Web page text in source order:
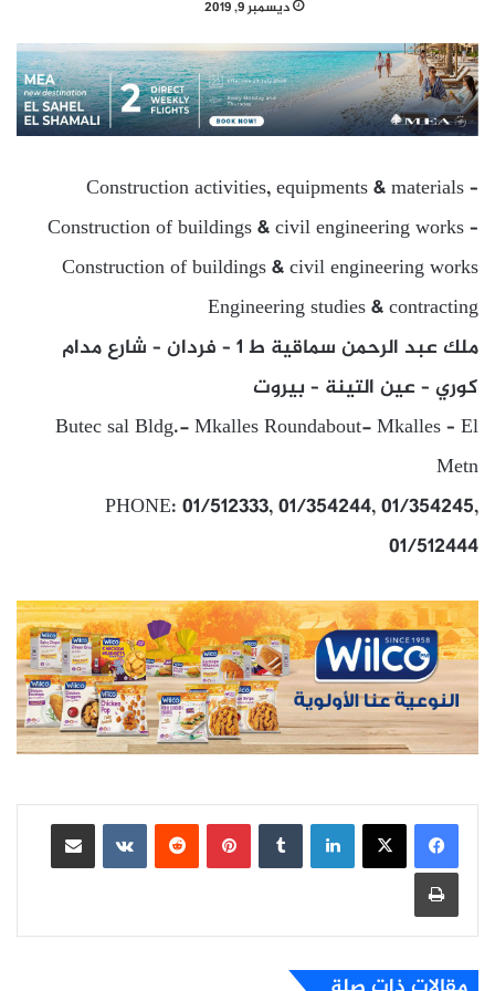
ديسمبر 9, 2019
Construction activities, equipments & materials –
Construction of buildings & civil engineering works –
Construction of buildings & civil engineering works
Engineering studies & contracting
ملك عبد الرحمن سماقية ط 1 – فردان – شارع مدام
كوري – عين التينة – بيروت
Butec sal Bldg.- Mkalles Roundabout- Mkalles – El
Metn
PHONE: 01/512333, 01/354244, 01/354245,
01/512444
لينكدإن بينتيريست
مشاركة عبر البريد
طباعة